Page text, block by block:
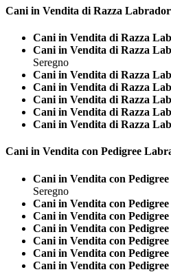
Cani in Vendita di Razza Labrador
Cani in Vendita di Razza
Cani in Vendita di Razza
Seregno
Cani in Vendita di Razza
Cani in Vendita di Razza
Cani in Vendita di Razza
Cani in Vendita di Razza
Cani in Vendita di Razza
Cani in Vendita con Pedigree
Cani in Vendita con
Seregno
Cani in Vendita con
Cani in Vendita con
Cani in Vendita con
Cani in Vendita con
Cani in Vendita con
Cani in Vendita con